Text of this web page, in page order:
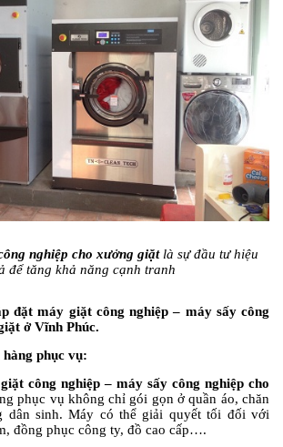
nghiệp cho xưởng giặtlà sự đầu tư hiệu
để tăng khả năng cạnh tranh
đặt máy giặt công nghiệp – máy sấy công
ở Vĩnh Phúc.
phục vụ:
công nghiệp – máy sấy công nghiệp cho
phục vụ không chỉ gói gọn ở quần áo, chăn
dân sinh. Máy có thể giải quyết tối đối với
đồng phục công ty, đồ cao cấp….